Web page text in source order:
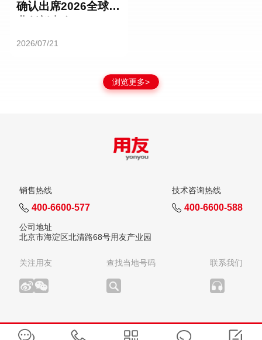
确认出席2026全球商
2026/07/21
浏览更多>
销售热线
400-6600-577
技术咨询热线
400-6600-588
公司地址
北京市海淀区北清路68号用友产业园
关注用友 查找当地号码 联系我们
版权所有：用友网络科技股份有限公司